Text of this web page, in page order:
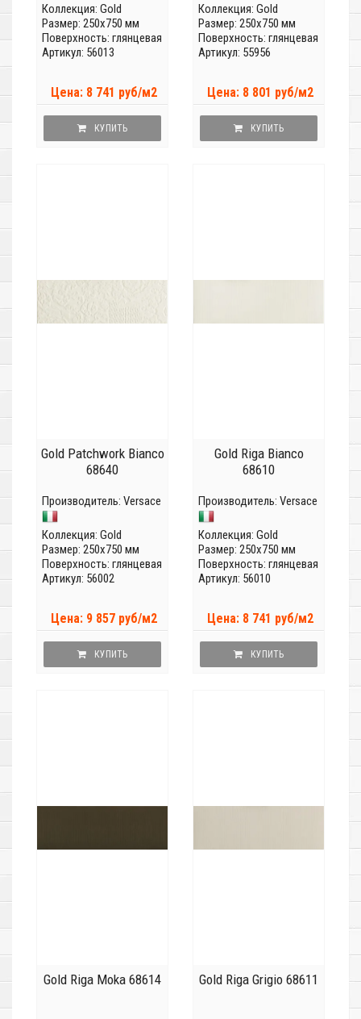
Коллекция: Gold
Размер: 250x750 мм
Поверхность: глянцевая
Артикул: 56013
Цена: 8 741 руб/м2
КУПИТЬ
Коллекция: Gold
Размер: 250x750 мм
Поверхность: глянцевая
Артикул: 55956
Цена: 8 801 руб/м2
КУПИТЬ
Gold Patchwork Bianco
68640
Производитель: Versace
Коллекция: Gold
Размер: 250x750 мм
Поверхность: глянцевая
Артикул: 56002
Цена: 9 857 руб/м2
КУПИТЬ
Gold Riga Bianco
68610
Производитель: Versace
Коллекция: Gold
Размер: 250x750 мм
Поверхность: глянцевая
Артикул: 56010
Цена: 8 741 руб/м2
КУПИТЬ
Gold Riga Moka 68614 Gold Riga Grigio 68611